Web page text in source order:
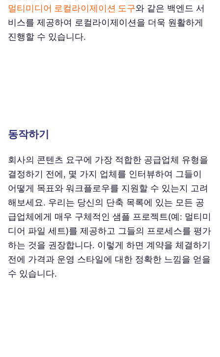
멀티미디어 로컬라이제이션 도구와 같은 백엔드 서
비스를 제공하여 로컬라이제이션을 더욱 원활하게
진행할 수 있습니다.
동작하기
회사의 콘텐츠 요구에 가장 적합한 공급업체 유형을
결정하기 전에, 몇 가지 업체를 인터뷰하여 그들이
어떻게 목표와 워크플로우를 지원할 수 있는지 고려
해보세요. 우리는 당신의 단축 목록에 있는 모든 공
급업체에게 매우 구체적인 샘플 프로젝트(예: 멀티미
디어 파일 세트)를 제공하고 그들의 프로세스를 평가
하는 것을 권장합니다. 이렇게 하면 계약을 체결하기
전에 가격과 운영 스타일에 대한 정확한 느낌을 얻을
수 있습니다.